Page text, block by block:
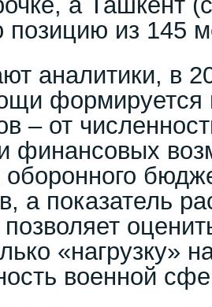
позицию из 145
аналитики, в
формируется
– от
финансовых
а показатель
«нагрузку»
военной